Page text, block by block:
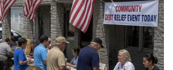
✕ Close Ads